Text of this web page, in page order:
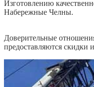
Изготовлению
Набережные Челны.
Доверительные
предоставляются скидки